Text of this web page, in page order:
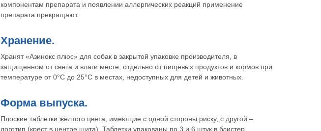
компонентам препарата и появлении аллергических реакций применение
препарата прекращают.
Хранение.
Хранят «Азинокс плюс» для собак в закрытой упаковке производителя, в
защищенном от света и влаги месте, отдельно от пищевых продуктов и кормов при
температуре от 0°С до 25°С в местах, недоступных для детей и животных.
Форма выпуска.
Плоские таблетки желтого цвета, имеющие с одной стороны риску, с другой –
логотип (крест в центре щита). Таблетки упакованы по 3 и 6 штук в блистер.